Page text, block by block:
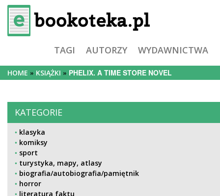
TAGI AUTORZY WYDAWNICTWA
HOME KSIĄŻKI PHELIX. A TIME STORE NOVEL
KATEGORIE
klasyka
komiksy
sport
turystyka, mapy, atlasy
biografia/autobiografia/pamiętnik
horror
literatura faktu